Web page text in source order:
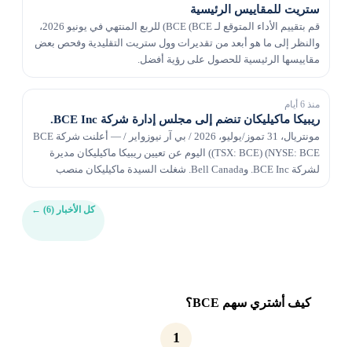
ستريت للمقاييس الرئيسية
قم بتقييم الأداء المتوقع لـ BCE (BCE) للربع المنتهي في يونيو 2026،
والنظر إلى ما هو أبعد من تقديرات وول ستريت التقليدية وفحص بعض
مقاييسها الرئيسية للحصول على رؤية أفضل.
منذ 6 أيام
ريبيكا ماكيليكان تنضم إلى مجلس إدارة شركة BCE Inc.
مونتريال، 31 تموز/يوليو، 2026 / بي آر نيوزواير / — أعلنت شركة BCE
(TSX: BCE) (NYSE: BCE) اليوم عن تعيين ريبيكا ماكيليكان مديرة
لشركة BCE Inc. وBell Canada. شغلت السيدة ماكيليكان منصب
كل الأخبار (6) ←
كيف أشتري سهم BCE؟
1